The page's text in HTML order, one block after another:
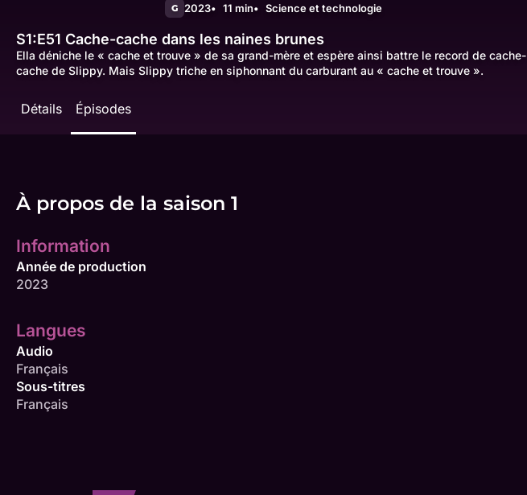
G 2023 11 min Science et technologie
S1:E51 Cache-cache dans les naines brunes
Ella déniche le « cache et trouve » de sa grand-mère et espère ainsi battre le record de cache-
cache de Slippy. Mais Slippy triche en siphonnant du carburant au « cache et trouve ».
Détails Épisodes
À propos de la saison 1
Information
Année de production
2023
Langues
Audio
Français
Sous-titres
Français